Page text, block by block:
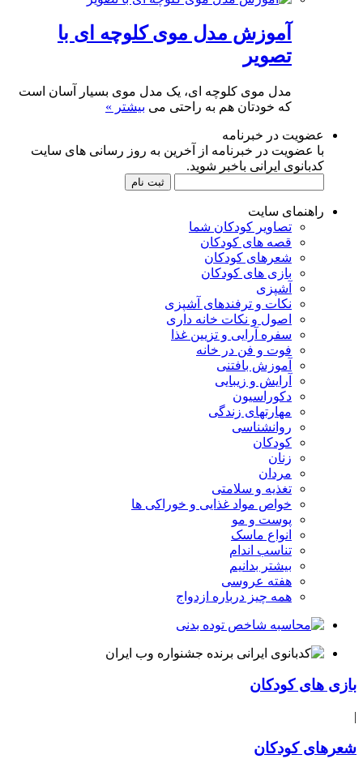
آموزش مدل موی کلوچه ای با
تصویر
مدل موی کلوچه ای، یک مدل موی بسیار آسان است
که خودتان هم به راحتی می بیشتر »
عضویت در خبرنامه
با عضویت در خبرنامه از آخرین به روز رسانی های سایت
کدبانوی ایرانی باخبر شوید.
راهنمای سایت
تصاویر کودکان شما
قصه های کودکان
شعرهای کودکان
بازی های کودکان
آشپزی
نکات و ترفندهای آشپزی
اصول و نکات خانه داری
سفره آرایی و تزیین غذا
فوت و فن در خانه
آموزش بافتنی
آرایش و زیبایی
دکوراسیون
مهارتهای زندگی
روانشناسی
کودکان
زنان
مردان
تغذیه و سلامتی
خواص مواد غذایی و خوراکی ها
پوست و مو
انواع ماسک
تناسب اندام
بیشتر بدانیم
هفته عروسی
همه چیز درباره ازدواج
بازی های کودکان
|
شعرهای کودکان